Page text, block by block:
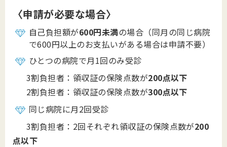
〈申請が必要な場合〉
自己負担額が600円未満の場合（同月の同じ病院
で600円以上のお支払いがある場合は申請不要）
ひとつの病院で月1回のみ受診
3割負担者：領収証の保険点数が200点以下
2割負担者：領収証の保険点数が300点以下
同じ病院に月2回受診
3割負担者：2回それぞれ領収証の保険点数が200
点以下